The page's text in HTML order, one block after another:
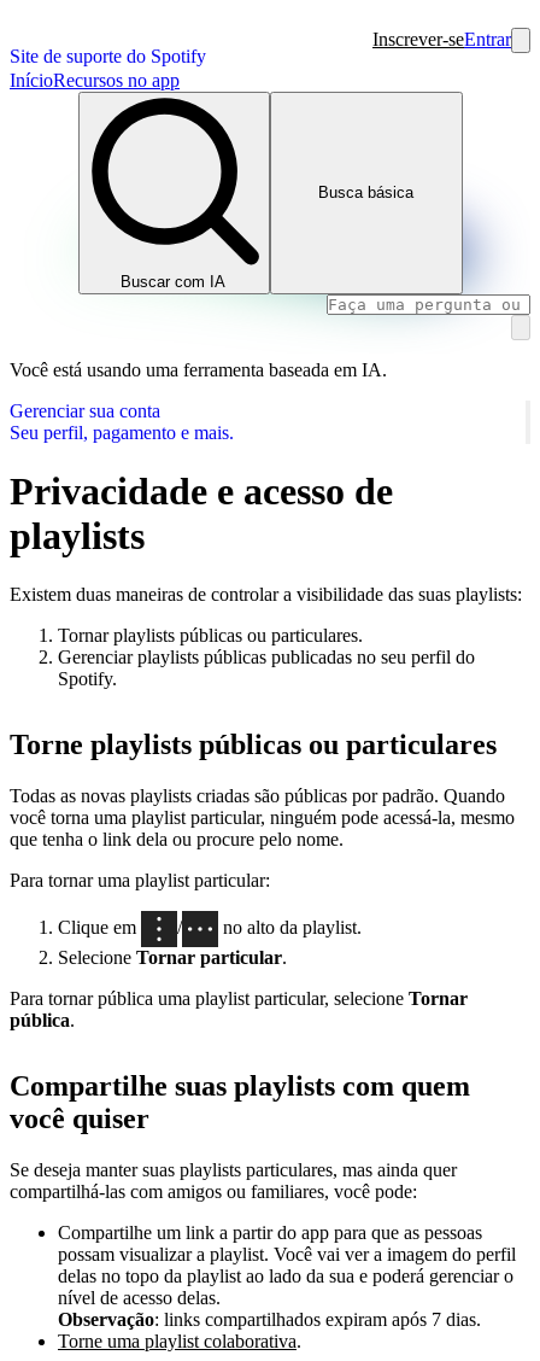
Site de suporte do Spotify
Inscrever-seEntrar
InícioRecursos no app
Buscar com IA
Busca básica
Você está usando uma ferramenta baseada em IA.
Gerenciar sua conta
Seu perfil, pagamento e mais.
Privacidade e acesso de
playlists
Existem duas maneiras de controlar a visibilidade das suas playlists:
Tornar playlists públicas ou particulares.
Gerenciar playlists públicas publicadas no seu perfil do
Spotify.
Torne playlists públicas ou particulares
Todas as novas playlists criadas são públicas por padrão. Quando
você torna uma playlist particular, ninguém pode acessá-la, mesmo
que tenha o link dela ou procure pelo nome.
Para tornar uma playlist particular:
Clique em /
no alto da playlist.
Selecione Tornar particular.
Para tornar pública uma playlist particular, selecione Tornar
pública.
Compartilhe suas playlists com quem
você quiser
Se deseja manter suas playlists particulares, mas ainda quer
compartilhá-las com amigos ou familiares, você pode:
Compartilhe um link a partir do app para que as pessoas
possam visualizar a playlist. Você vai ver a imagem do perfil
delas no topo da playlist ao lado da sua e poderá gerenciar o
nível de acesso delas.
Observação: links compartilhados expiram após 7 dias.
Torne uma playlist colaborativa.